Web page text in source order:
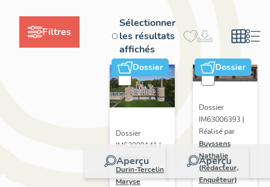
Filtres
Sélectionner
les résultats
affichés
Dossier
Aperçu
Dossier
IM63009141 |
Réalisé par
Durin-Tercelin
Maryse
Dossier
Aperçu
Dossier
IM63006393 |
Réalisé par
Buyssens
Nathalie
(Rédacteur,
Enquêteur)